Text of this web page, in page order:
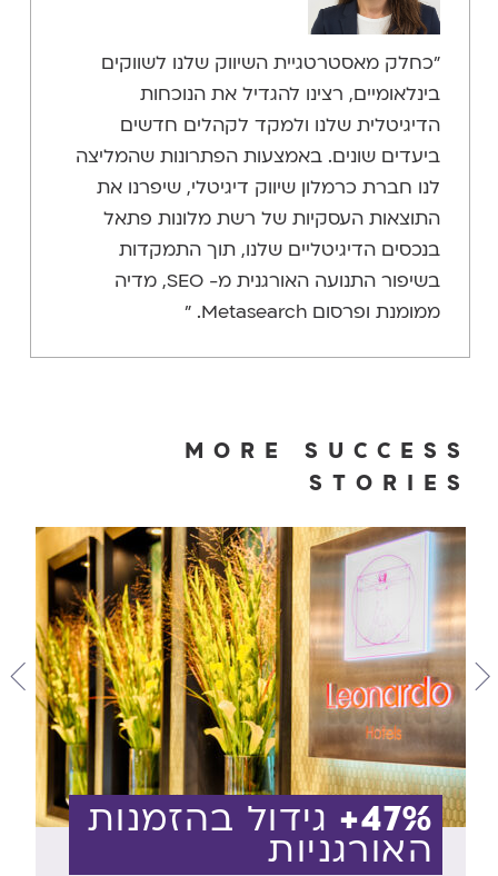
"כחלק מאסטרטגיית השיווק שלנו לשווקים
בינלאומיים, רצינו להגדיל את הנוכחות
הדיגיטלית שלנו ולמקד לקהלים חדשים
ביעדים שונים. באמצעות הפתרונות שהמליצה
לנו חברת כרמלון שיווק דיגיטלי, שיפרנו את
התוצאות העסקיות של רשת מלונות פתאל
בנכסים הדיגיטליים שלנו, תוך התמקדות
בשיפור התנועה האורגנית מ- SEO, מדיה
ממומנת ופרסום Metasearch. "
MORE SUCCESS
STORIES
47%+ גידול בהזמנות
האורגניות